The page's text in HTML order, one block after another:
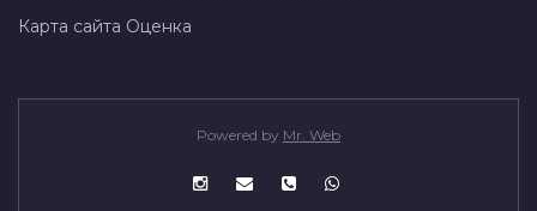
Карта сайта Оценка
Powered by Mr. Web